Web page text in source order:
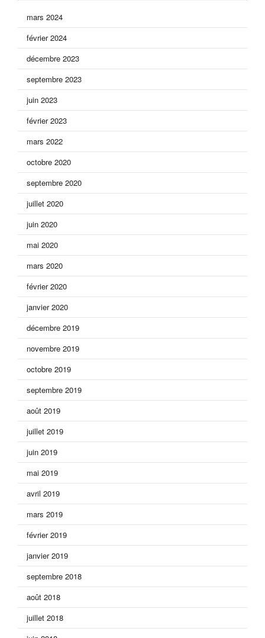
mars 2024
février 2024
décembre 2023
septembre 2023
juin 2023
février 2023
mars 2022
octobre 2020
septembre 2020
juillet 2020
juin 2020
mai 2020
mars 2020
février 2020
janvier 2020
décembre 2019
novembre 2019
octobre 2019
septembre 2019
août 2019
juillet 2019
juin 2019
mai 2019
avril 2019
mars 2019
février 2019
janvier 2019
septembre 2018
août 2018
juillet 2018